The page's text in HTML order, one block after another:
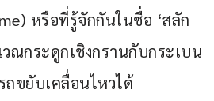
หรือที่รู้จักกันในชื่อ ‘สลัก
ณกระดูกเชิงกรานกับกระเบน
ขยับเคลื่อนไหวได้